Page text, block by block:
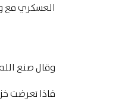
العسكري مع
وقال صنع
فاذا تعرضت